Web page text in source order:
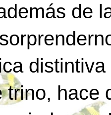
de
trino, hace